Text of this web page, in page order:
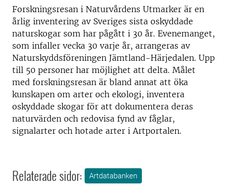
Forskningsresan i Naturvårdens Utmarker är en
årlig inventering av Sveriges sista oskyddade
naturskogar som har pågått i 30 år. Evenemanget,
som infaller vecka 30 varje år, arrangeras av
Naturskyddsföreningen Jämtland-Härjedalen. Upp
till 50 personer har möjlighet att delta. Målet
med forskningsresan är bland annat att öka
kunskapen om arter och ekologi, inventera
oskyddade skogar för att dokumentera deras
naturvärden och redovisa fynd av fåglar,
signalarter och hotade arter i Artportalen.
Relaterade sidor: Artdatabanken